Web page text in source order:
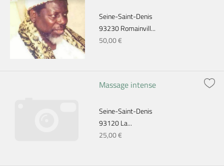
Seine-Saint-Denis
93230 Romainvill...
50,00 €
Massage intense
Seine-Saint-Denis
93120 La...
25,00 €